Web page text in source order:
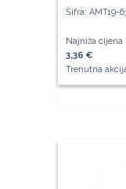
Šifra: AMT19-
Najniža cijena
3,36 €
Trenutna